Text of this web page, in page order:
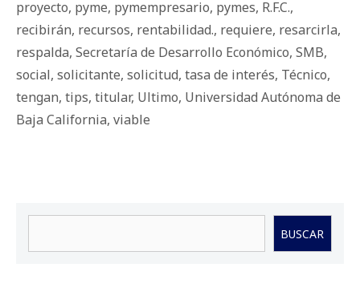
proyecto, pyme, pymempresario, pymes, R.F.C.,
recibirán, recursos, rentabilidad., requiere, resarcirla,
respalda, Secretaría de Desarrollo Económico, SMB,
social, solicitante, solicitud, tasa de interés, Técnico,
tengan, tips, titular, Ultimo, Universidad Autónoma de
Baja California, viable
BUSCAR